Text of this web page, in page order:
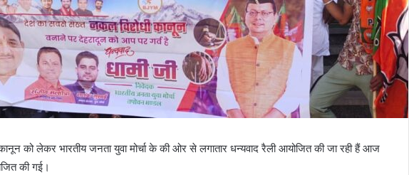
को लेकर भारतीय जनता युवा मोर्चा के की ओर से लगातार धन्यवाद रैली आयोजित की जा रही हैं आज
की गई।
हत्याकांड का दून पुलिस ने
मंदिर
28
अक्टूबर
ग्रहण
सूतक
के
चलते
में
October 27, 2023
श्री बदरीनाथ- केदारनाथ मंदिर 28 अक्टूबर चंद्र ग्रहण
सूतक के चलते दिन में चार बजे बंद हो जायेगा